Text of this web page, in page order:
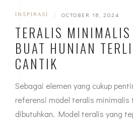
INSPIRASI | OCTOBER 18, 2024
TERALIS MINIMALIS
BUAT HUNIAN
CANTIK
Sebagai elemen yang cukup
referensi model teralis minimalis
dibutuhkan. Model teralis yang